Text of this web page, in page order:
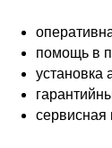
помощь в
установка
сервисная